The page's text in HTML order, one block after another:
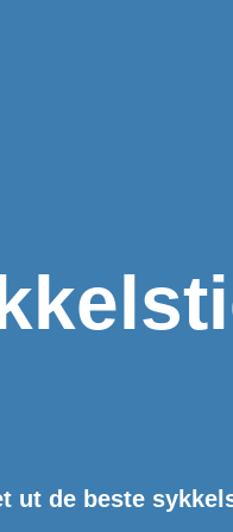
ut de beste